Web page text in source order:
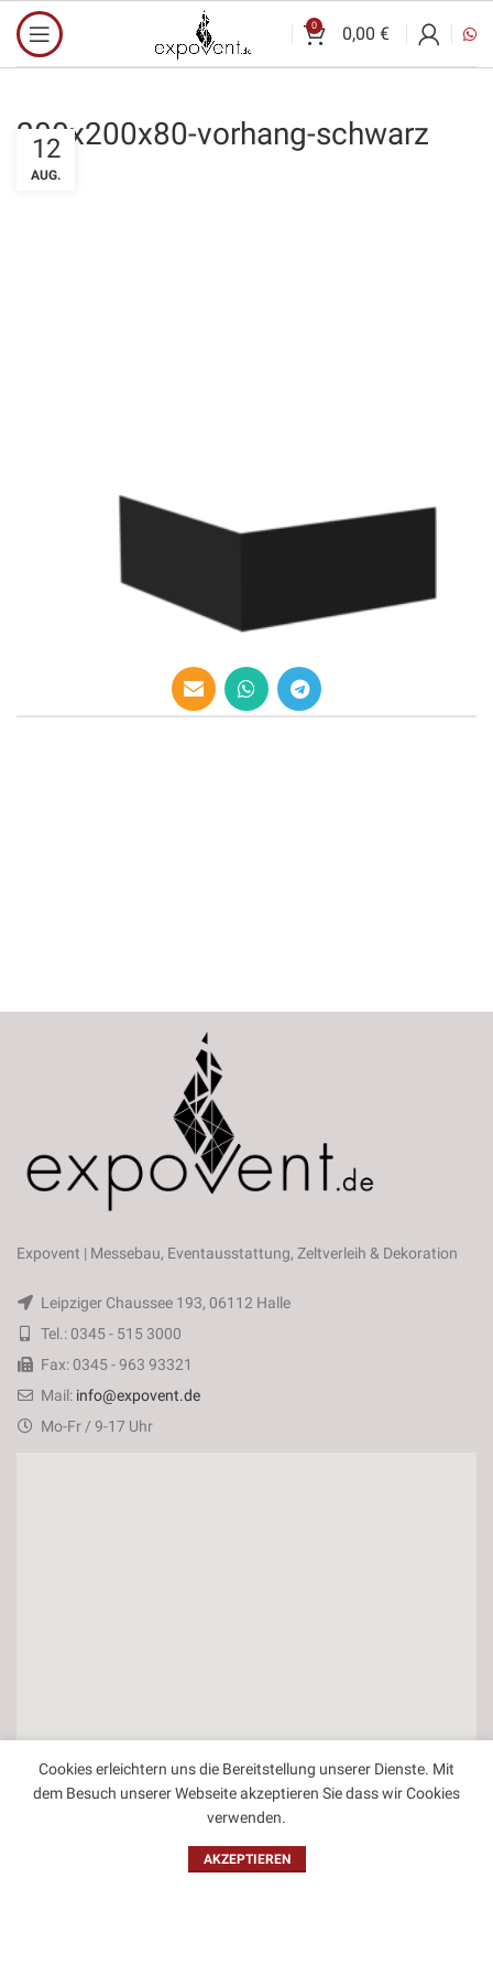
0 0,00 €
200x200x80-vorhang-schwarz
12
AUG.
Expovent | Messebau, Eventausstattung, Zeltverleih & Dekoration
Leipziger Chaussee 193, 06112 Halle
Tel.: 0345 - 515 3000
Fax: 0345 - 963 93321
Mail: info@expovent.de
Mo-Fr / 9-17 Uhr
Cookies erleichtern uns die Bereitstellung unserer Dienste. Mit
dem Besuch unserer Webseite akzeptieren Sie dass wir Cookies
verwenden.
AKZEPTIEREN